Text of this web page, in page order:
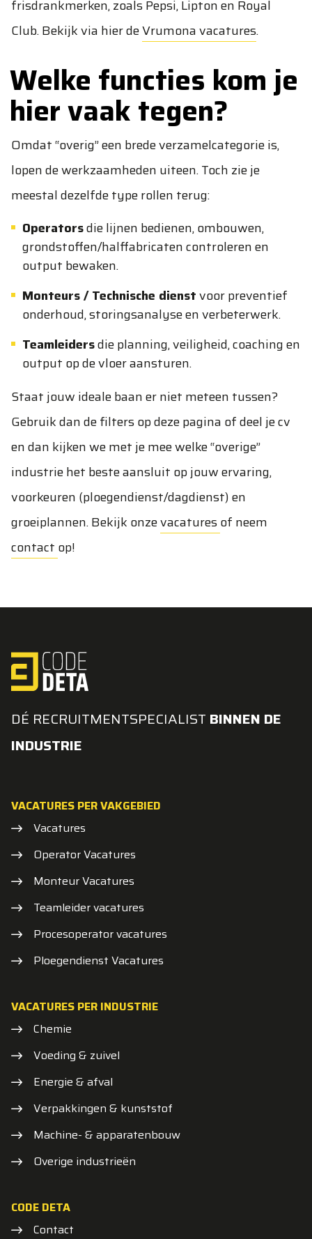
frisdrankmerken, zoals Pepsi, Lipton en Royal
Club. Bekijk via hier deVrumona vacatures.
Welke functies kom je
hier vaak tegen?
Omdat “overig” een brede verzamelcategorie is,
lopen de werkzaamheden uiteen. Toch zie je
meestal dezelfde type rollen terug:
Operatorsdie lijnen bedienen, ombouwen,
grondstoffen/halffabricaten controleren en
output bewaken.
Monteurs / Technische dienstvoor preventief
onderhoud, storingsanalyse en verbeterwerk.
Teamleidersdie planning, veiligheid, coaching en
output op de vloer aansturen.
Staat jouw ideale baan er niet meteen tussen?
Gebruik dan de filters op deze pagina of deel je cv
en dan kijken we met je mee welke “overige”
industrie het beste aansluit op jouw ervaring,
voorkeuren (ploegendienst/dagdienst) en
groeiplannen. Bekijk onzevacaturesof neem
contact op!
DÉ RECRUITMENTSPECIALIST BINNEN DE
INDUSTRIE
VACATURES PER VAKGEBIED
Vacatures
Operator Vacatures
Monteur Vacatures
Teamleider vacatures
Procesoperator vacatures
Ploegendienst Vacatures
VACATURES PER INDUSTRIE
Chemie
Voeding & zuivel
Energie & afval
Verpakkingen & kunststof
Machine- & apparatenbouw
Overige industrieën
CODE DETA
Contact